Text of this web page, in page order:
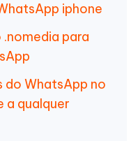
iphone
para
do WhatsApp no
a qualquer